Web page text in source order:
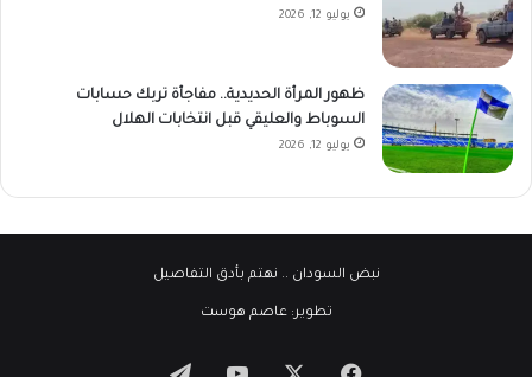
يوليو 12, 2026
ظهور المرأة الحديدية.. مفاجأة تربك حسابات
السوباط والعليقي قبل انتخابات الهلال
يوليو 12, 2026
نبض السودان .. نهتم بأدق التفاصيل
تطوير:عاصم هوست
فيسبوك ‫YouTubeتيلقرام